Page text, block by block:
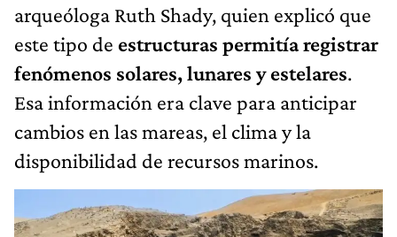
arqueóloga Ruth Shady, quien explicó que
este tipo de estructuras permitía registrar
fenómenos solares, lunares y estelares.
Esa información era clave para anticipar
cambios en las mareas, el clima y la
disponibilidad de recursos marinos.